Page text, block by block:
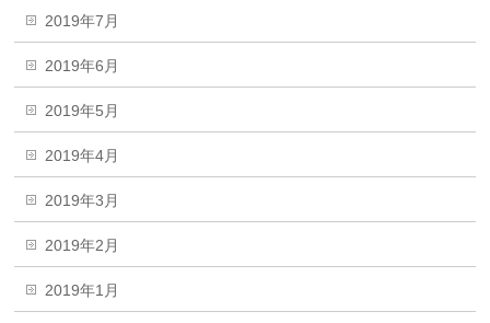
2019年7月
2019年6月
2019年5月
2019年4月
2019年3月
2019年2月
2019年1月